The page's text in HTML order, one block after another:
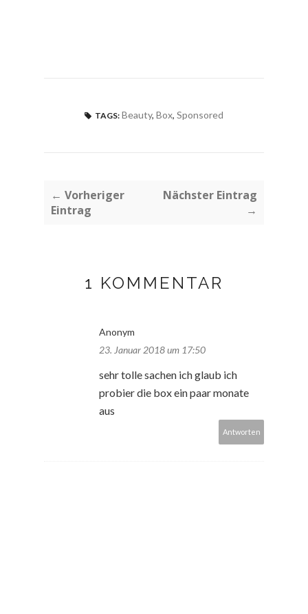
TAGS: Beauty, Box, Sponsored
← Vorheriger
Eintrag
Nächster Eintrag
→
1 KOMMENTAR
Anonym
23. Januar 2018 um 17:50
sehr tolle sachen ich glaub ich
probier die box ein paar monate
aus
Antworten